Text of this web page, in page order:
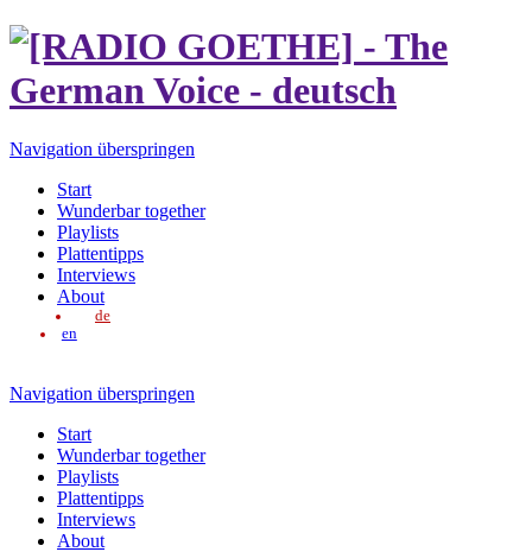
Navigation überspringen
Start
Wunderbar together
Playlists
Plattentipps
Interviews
About
de
en
Navigation überspringen
Start
Wunderbar together
Playlists
Plattentipps
Interviews
About